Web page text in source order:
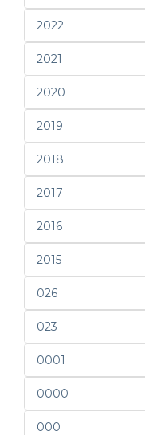
2022
2021
2020
2019
2018
2017
2016
2015
026
023
0001
0000
000